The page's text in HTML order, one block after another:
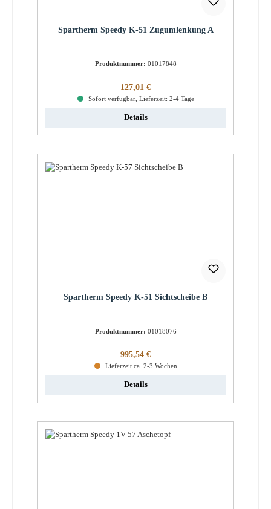
Spartherm Speedy K-51 Zugumlenkung A
Produktnummer: 01017848
Regulärer Preis:
127,01 €
Sofort verfügbar, Lieferzeit: 2-4 Tage
Details
Spartherm Speedy K-51 Sichtscheibe B
Produktnummer: 01018076
Regulärer Preis:
995,54 €
Lieferzeit ca. 2-3 Wochen
Details